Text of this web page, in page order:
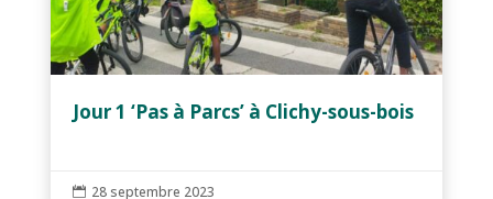
Jour 1 ‘Pas à Parcs’ à Clichy-sous-bois
 28 septembre 2023